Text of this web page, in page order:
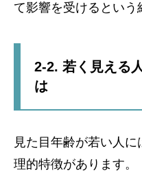
て影響を受けるという
2-2. 若く見える
は
見た目年齢が若い人
理的特徴があります。